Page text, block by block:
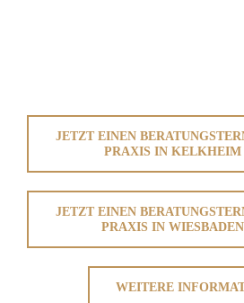
JETZT EINEN
PRAXIS IN KELKHEIM
JETZT EINEN
PRAXIS IN
WEITERE